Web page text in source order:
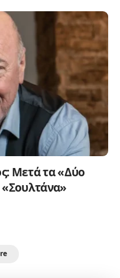
Μετά τα «Δύο